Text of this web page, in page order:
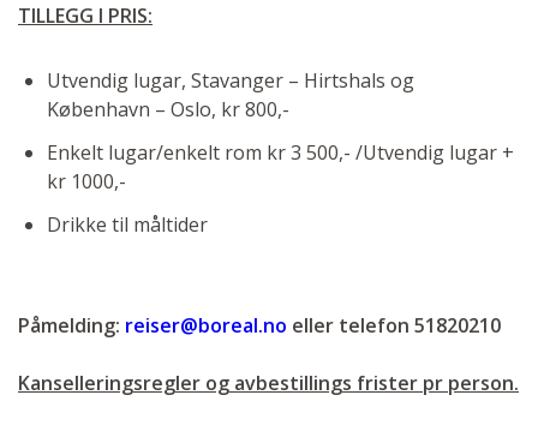
TILLEGG I PRIS:
Utvendig lugar, Stavanger – Hirtshals og
København – Oslo, kr 800,-
Enkelt lugar/enkelt rom kr 3 500,- /Utvendig lugar +
kr 1000,-
Drikke til måltider
Påmelding: reiser@boreal.no eller telefon 51820210
Kanselleringsregler og avbestillings frister pr person.